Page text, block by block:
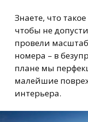
Знаете, что
чтобы не
провели
номера – в
плане мы
малейшие
интерьера.